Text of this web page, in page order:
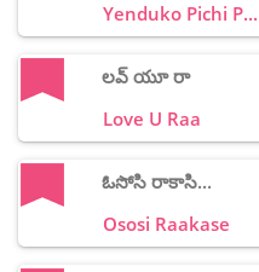
Yenduko Pichi P...
లవ్ యూ రా
Love U Raa
ఓసోసి రాకాసి...
Ososi Raakase